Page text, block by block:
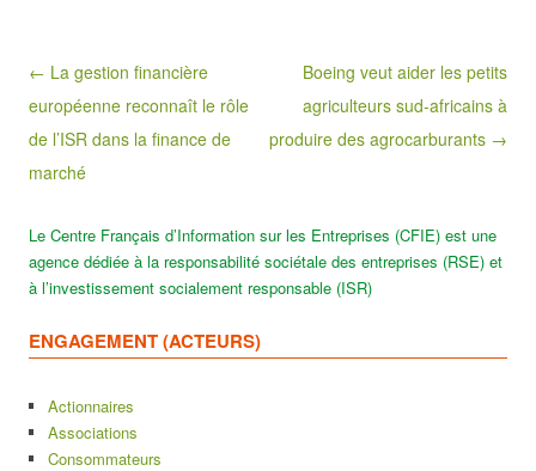
Post navigation
← La gestion financière
européenne reconnaît le rôle
de l’ISR dans la finance de
marché
Boeing veut aider les petits
agriculteurs sud-africains à
produire des agrocarburants →
Le Centre Français d’Information sur les Entreprises (CFIE) est une
agence dédiée à la responsabilité sociétale des entreprises (RSE) et
à l’investissement socialement responsable (ISR)
ENGAGEMENT (ACTEURS)
Actionnaires
Associations
Consommateurs